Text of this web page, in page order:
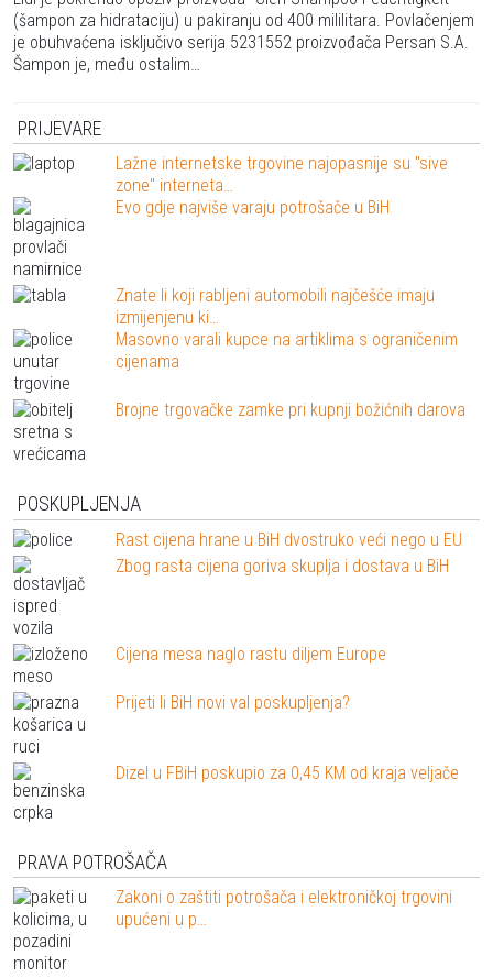
(šampon za hidrataciju) u pakiranju od 400 mililitara. Povlačenjem
je obuhvaćena isključivo serija 5231552 proizvođača Persan S.A.
Šampon je, među ostalim…
PRIJEVARE
Lažne internetske trgovine najopasnije su "sive
zone" interneta…
Evo gdje najviše varaju potrošače u BiH
Znate li koji rabljeni automobili najčešće imaju
izmijenjenu ki…
Masovno varali kupce na artiklima s ograničenim
cijenama
Brojne trgovačke zamke pri kupnji božićnih darova
POSKUPLJENJA
Rast cijena hrane u BiH dvostruko veći nego u EU
Zbog rasta cijena goriva skuplja i dostava u BiH
Cijena mesa naglo rastu diljem Europe
Prijeti li BiH novi val poskupljenja?
Dizel u FBiH poskupio za 0,45 KM od kraja veljače
PRAVA POTROŠAČA
Zakoni o zaštiti potrošača i elektroničkoj trgovini
upućeni u p…